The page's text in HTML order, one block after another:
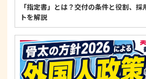
「指定書」とは？交付の条件と役割、
トを解説